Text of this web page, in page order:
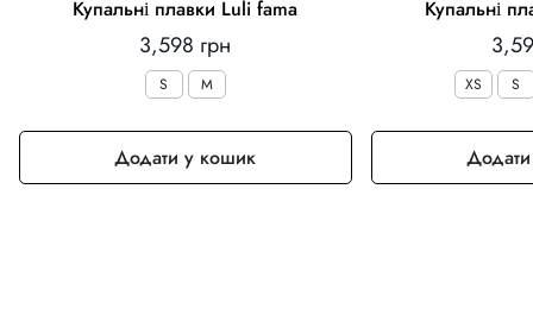
Купальні плавки Luli fama
Звичайна
ціна
3,598 грн
S M
Додати у кошик
Купальні
ціна
XS S